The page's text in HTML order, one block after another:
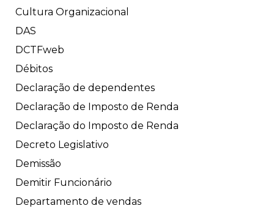
Cultura Organizacional
DAS
DCTFweb
Débitos
Declaração de dependentes
Declaração de Imposto de Renda
Declaração do Imposto de Renda
Decreto Legislativo
Demissão
Demitir Funcionário
Departamento de vendas